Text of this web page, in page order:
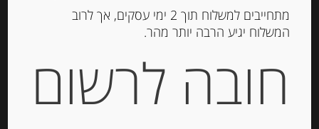
הוספה לסל
8002367016122
מתחייבים למשלוח תוך 2 ימי עסקים, אך לרוב
המשלוח יגיע הרבה יותר מהר.
חובה לרשום